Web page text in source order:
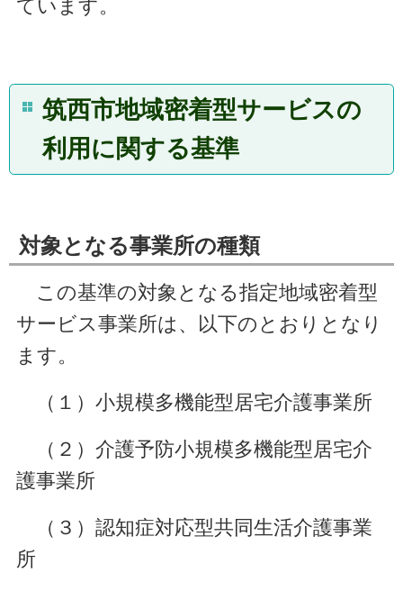
ています。
筑西市地域密着型サービスの
利用に関する基準
対象となる事業所の種類
この基準の対象となる指定地域密着型
サービス事業所は、以下のとおりとなり
ます。
（１）小規模多機能型居宅介護事業所
（２）介護予防小規模多機能型居宅介
護事業所
（３）認知症対応型共同生活介護事業
所